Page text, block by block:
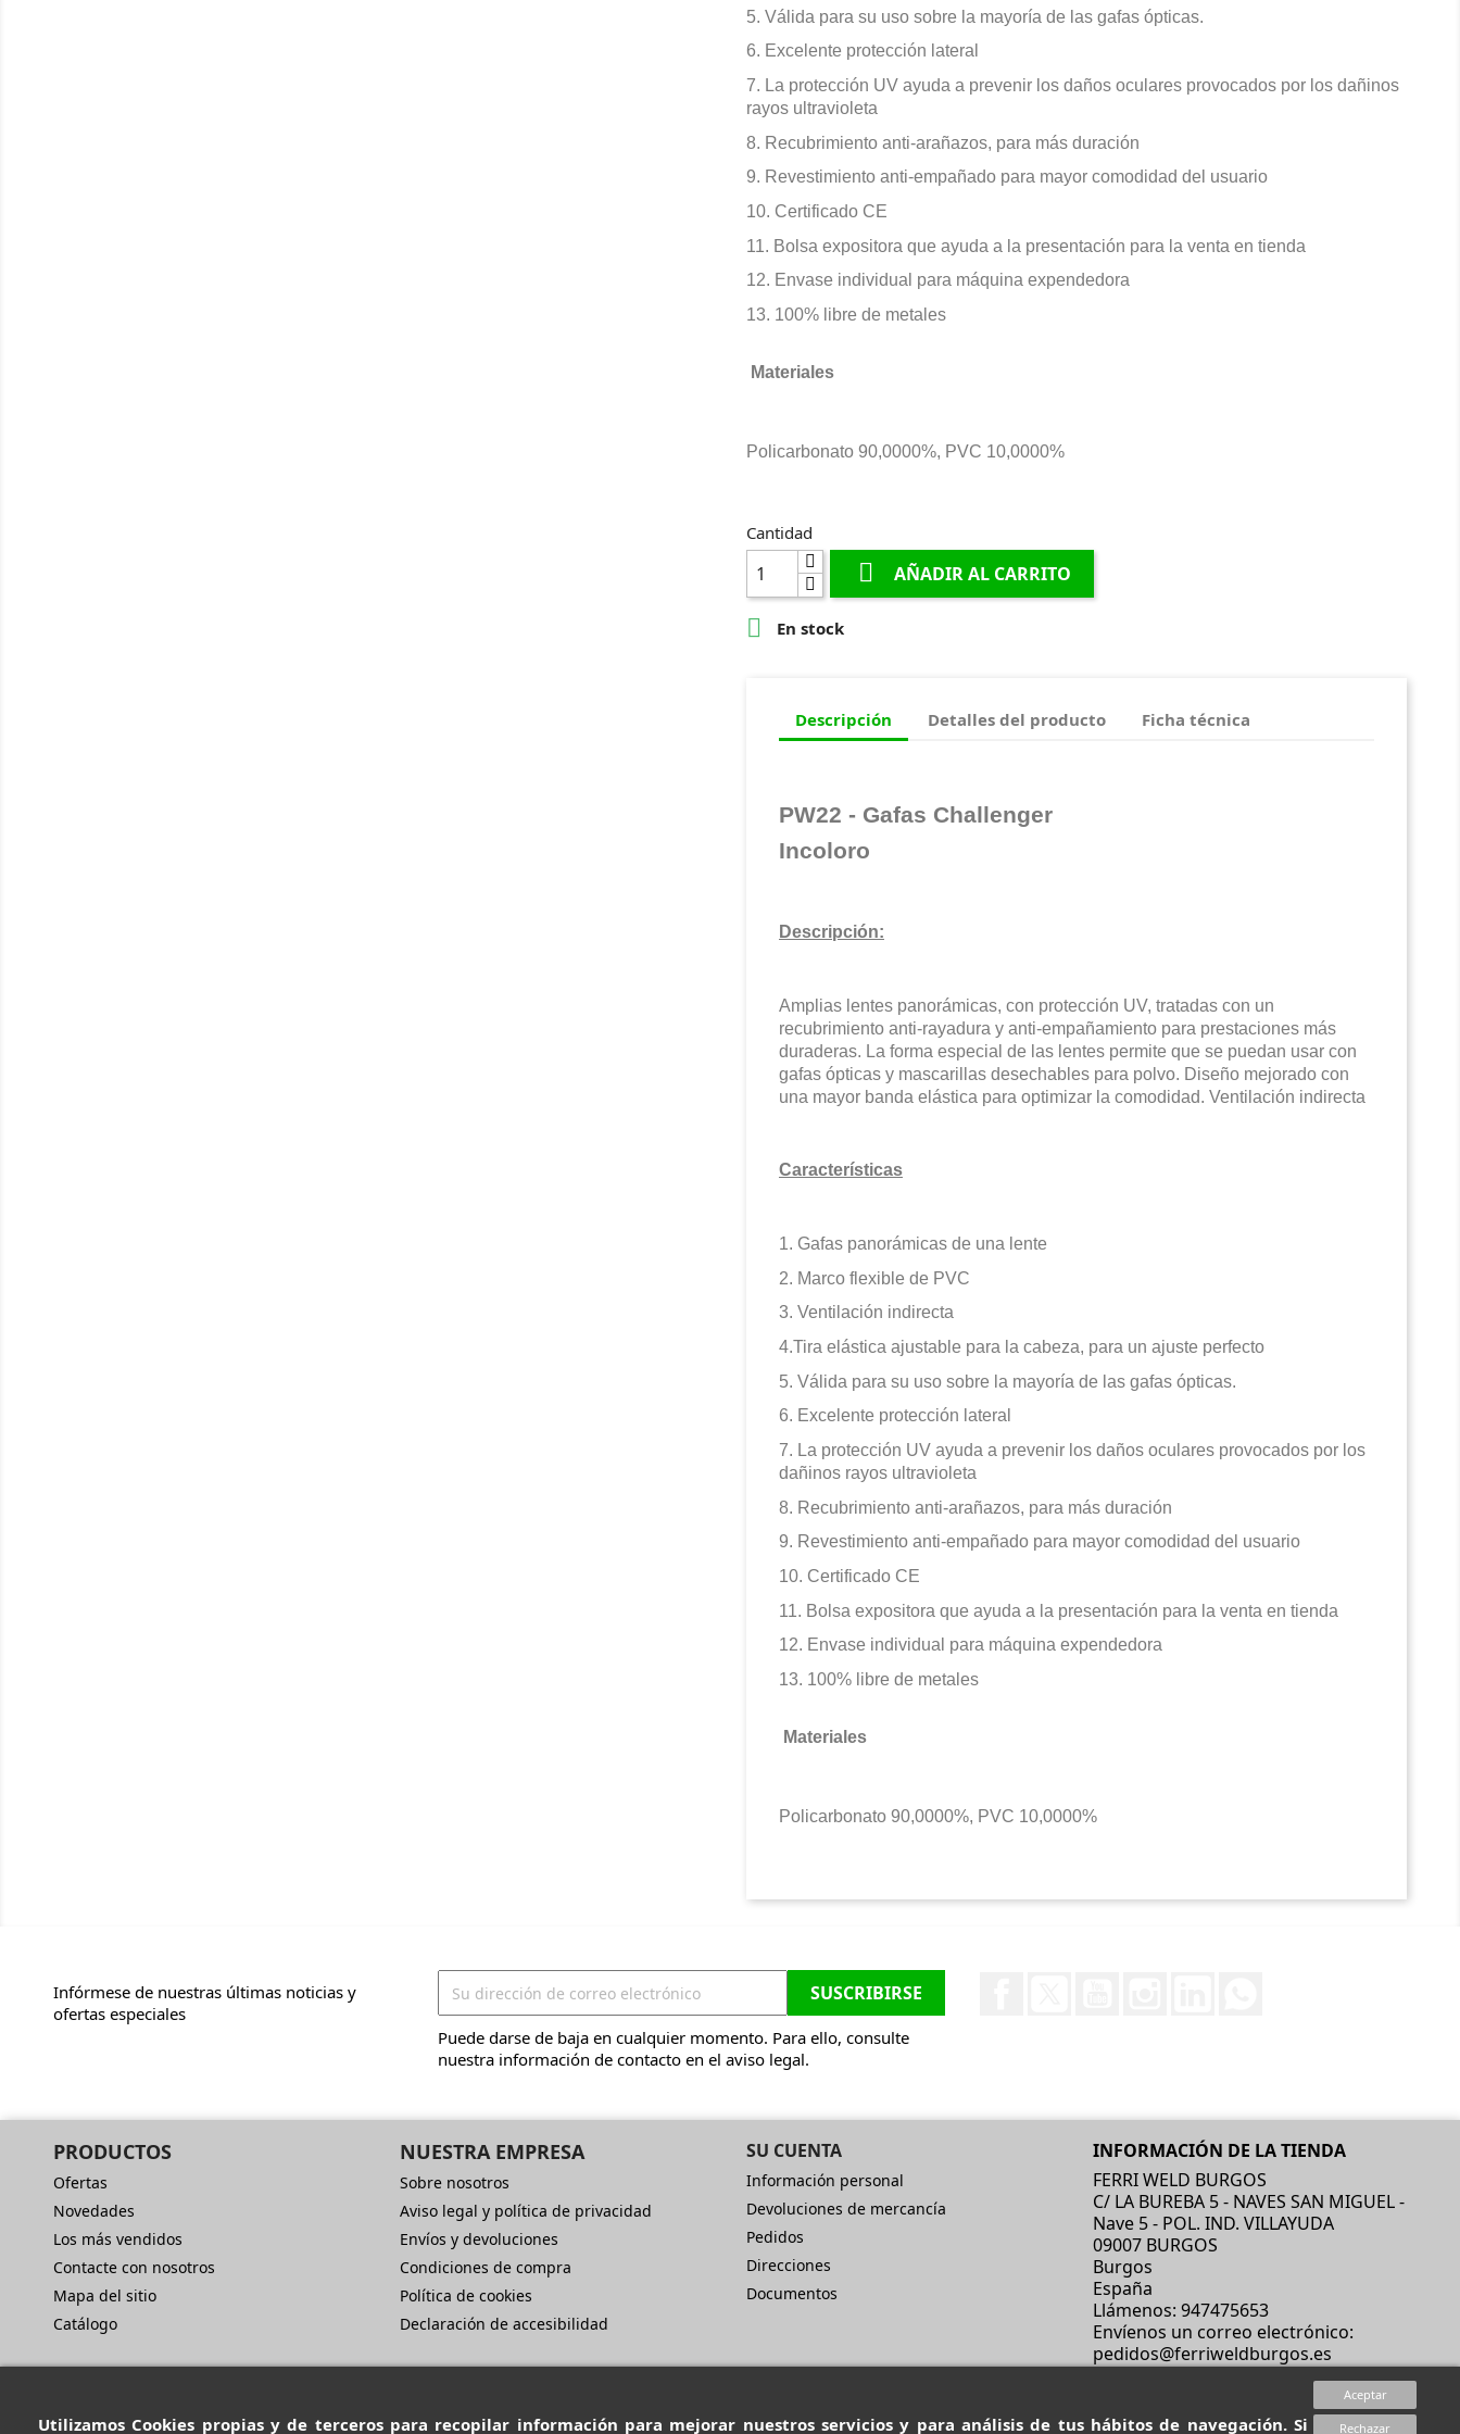
Utilizamos Cookies propias y de terceros para recopilar información para mejorar nuestros servicios y para análisis de tus hábitos de navegación. Si
Aceptar
Rechazar
5. Válida para su uso sobre la mayoría de las gafas ópticas.
6. Excelente protección lateral
7. La protección UV ayuda a prevenir los daños oculares provocados por los dañinos
rayos ultravioleta
8. Recubrimiento anti-arañazos, para más duración
9. Revestimiento anti-empañado para mayor comodidad del usuario
10. Certificado CE
11. Bolsa expositora que ayuda a la presentación para la venta en tienda
12. Envase individual para máquina expendedora
13. 100% libre de metales
Materiales
Policarbonato 90,0000%, PVC 10,0000%
Cantidad
 AÑADIR AL CARRITO
 En stock
Descripción Detalles del producto Ficha técnica
PW22 - Gafas Challenger
Incoloro
Descripción:
Amplias lentes panorámicas, con protección UV, tratadas con un
recubrimiento anti-rayadura y anti-empañamiento para prestaciones más
duraderas. La forma especial de las lentes permite que se puedan usar con
gafas ópticas y mascarillas desechables para polvo. Diseño mejorado con
una mayor banda elástica para optimizar la comodidad. Ventilación indirecta
Características
1. Gafas panorámicas de una lente
2. Marco flexible de PVC
3. Ventilación indirecta
4.Tira elástica ajustable para la cabeza, para un ajuste perfecto
5. Válida para su uso sobre la mayoría de las gafas ópticas.
6. Excelente protección lateral
7. La protección UV ayuda a prevenir los daños oculares provocados por los
dañinos rayos ultravioleta
8. Recubrimiento anti-arañazos, para más duración
9. Revestimiento anti-empañado para mayor comodidad del usuario
10. Certificado CE
11. Bolsa expositora que ayuda a la presentación para la venta en tienda
12. Envase individual para máquina expendedora
13. 100% libre de metales
Materiales
Policarbonato 90,0000%, PVC 10,0000%
Infórmese de nuestras últimas noticias y
ofertas especiales
Puede darse de baja en cualquier momento. Para ello, consulte
nuestra información de contacto en el aviso legal.
PRODUCTOS
Ofertas
Novedades
Los más vendidos
Contacte con nosotros
Mapa del sitio
Catálogo
NUESTRA EMPRESA
Sobre nosotros
Aviso legal y política de privacidad
Envíos y devoluciones
Condiciones de compra
Política de cookies
Declaración de accesibilidad
SU CUENTA
Información personal
Devoluciones de mercancía
Pedidos
Direcciones
Documentos
INFORMACIÓN DE LA TIENDA
FERRI WELD BURGOS
C/ LA BUREBA 5 - NAVES SAN MIGUEL -
Nave 5 - POL. IND. VILLAYUDA
09007 BURGOS
Burgos
España
Llámenos:947475653
Envíenos un correo electrónico:
pedidos@ferriweldburgos.es